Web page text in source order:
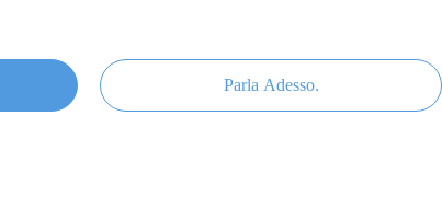
Parla Adesso.